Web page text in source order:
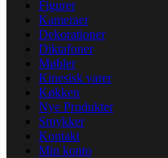
Figurer
Kameraer
Dekorationer
Diktafoner
Møbler
Kinesisk varer
Køkken
Nye Produkter
Smykker
Kontakt
Min konto